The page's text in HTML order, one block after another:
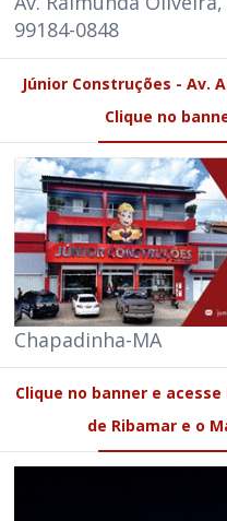
99184-0848
Júnior Construções - Av.
Clique no
Chapadinha-MA
Clique no banner e
de Ribamar e o